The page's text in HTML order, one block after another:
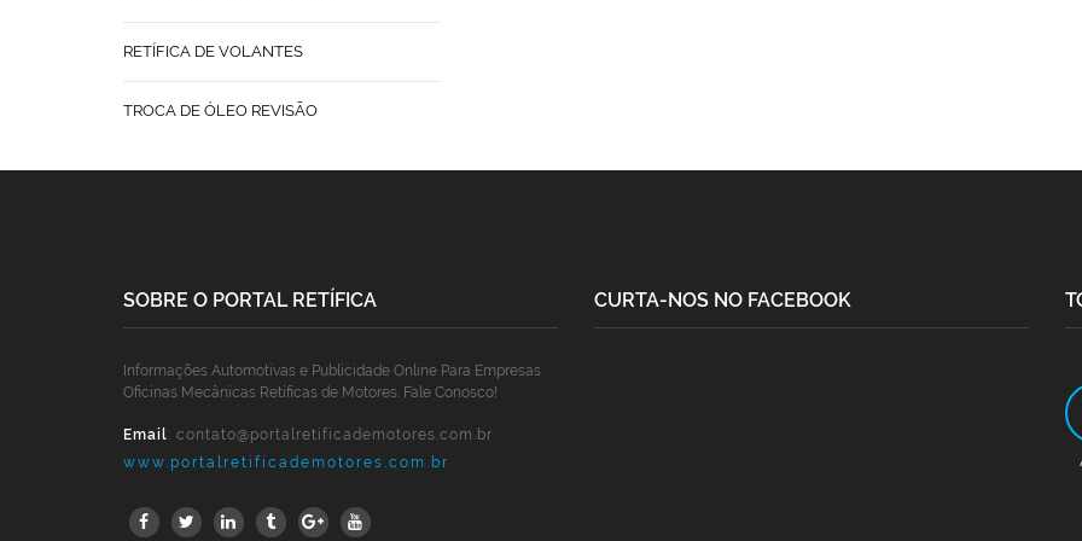
RETÍFICA DE VOLANTES
TROCA DE ÓLEO REVISÃO
SOBRE O PORTAL RETÍFICA
Informações Automotivas e Publicidade Online Para Empresas
Oficinas Mecânicas Retíficas de Motores. Fale Conosco!
Email: contato@portalretificademotores.com.br
www.portalretificademotores.com.br
CURTA-NOS NO FACEBOOK